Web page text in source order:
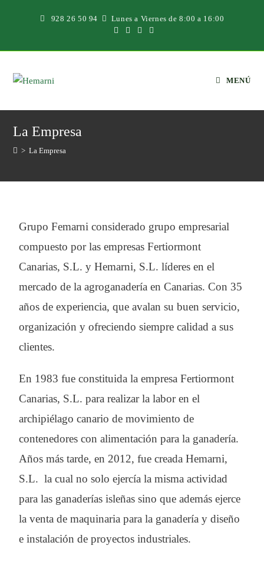
928 26 50 94 Lunes a Viernes de 8:00 a 16:00
MENÚ
La Empresa
> La Empresa
Grupo Femarni considerado grupo empresarial
compuesto por las empresas Fertiormont
Canarias, S.L. y Hemarni, S.L. líderes en el
mercado de la agroganadería en Canarias. Con 35
años de experiencia, que avalan su buen servicio,
organización y ofreciendo siempre calidad a sus
clientes.
En 1983 fue constituida la empresa Fertiormont
Canarias, S.L. para realizar la labor en el
archipiélago canario de movimiento de
contenedores con alimentación para la ganadería.
Años más tarde, en 2012, fue creada Hemarni,
S.L. la cual no solo ejercía la misma actividad
para las ganaderías isleñas sino que además ejerce
la venta de maquinaria para la ganadería y diseño
e instalación de proyectos industriales.